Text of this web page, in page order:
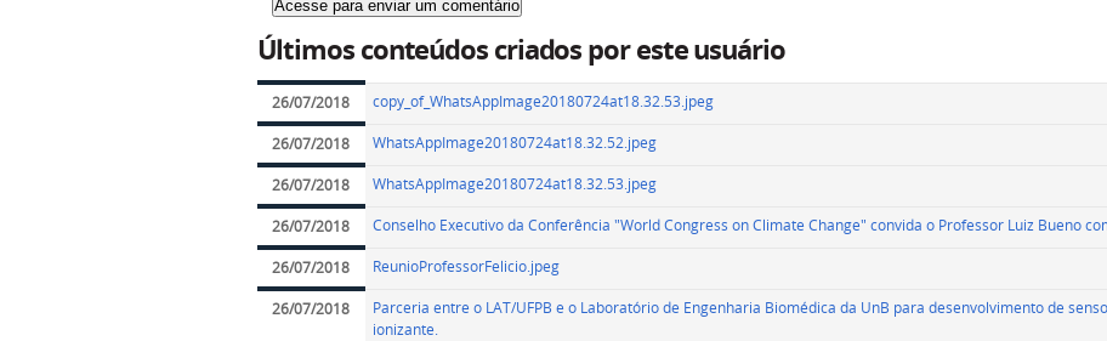
Últimos conteúdos criados por este usuário
26/07/2018 copy_of_WhatsAppImage20180724at18.32.53.jpeg
26/07/2018 WhatsAppImage20180724at18.32.52.jpeg
26/07/2018 WhatsAppImage20180724at18.32.53.jpeg
26/07/2018 Conselho Executivo da Conferência "World Congress on Climate Change" convida o Professor Luiz Bueno
26/07/2018 ReunioProfessorFelicio.jpeg
26/07/2018
Parceria entre o LAT/UFPB e o Laboratório de Engenharia Biomédica da UnB para desenvolvimento de
ionizante.